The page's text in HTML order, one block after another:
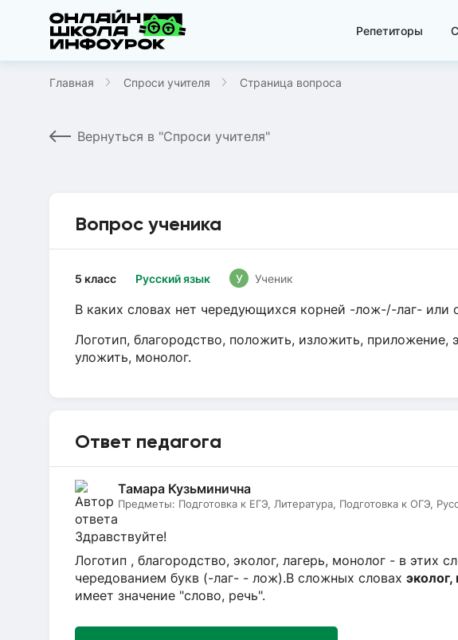
Репетиторы
Главная Спроси учителя Страница вопроса
Вернуться в "Спроси учителя"
Вопрос ученика
Русский язык
5 класс У Ученик
В каких словах нет чередующихся корней -лож-/-лаг- или
Логотип, благородство, положить, изложить, приложение,
уложить, монолог.
Ответ педагога
Тамара Кузьминична
Предметы: Подготовка к ЕГЭ, Литература, Подготовка к ОГЭ,
Здравствуйте!
Логотип , благородство, эколог, лагерь, монолог - в этих
чередованием букв (-лаг- - лож).В сложных словах эколог,
имеет значение "слово, речь".